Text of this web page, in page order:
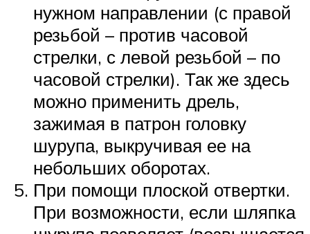
нужном направлении (с правой
резьбой – против часовой
стрелки, с левой резьбой – по
часовой стрелки). Так же здесь
можно применить дрель,
зажимая в патрон головку
шурупа, выкручивая ее на
небольших оборотах.
При помощи плоской отвертки.
При возможности, если шляпка